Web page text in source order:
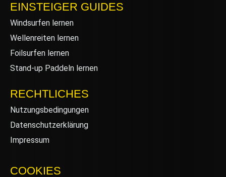
EINSTEIGER GUIDES
Windsurfen lernen
Wellenreiten lernen
Foilsurfen lernen
Stand-up Paddeln lernen
RECHTLICHES
Nutzungsbedingungen
Datenschutzerklärung
Impressum
COOKIES